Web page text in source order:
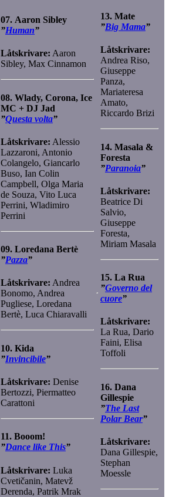
07. Aaron Sibley
”Human”
Låtskrivare: Aaron
Sibley, Max Cinnamon
08. Wlady, Corona, Ice
MC + DJ Jad
”Questa volta”
Låtskrivare: Alessio
Lazzaroni, Antonio
Colangelo, Giancarlo
Buso, Ian Colin
Campbell, Olga Maria
de Souza, Vito Luca
Perrini, Wladimiro
Perrini
09. Loredana Bertè
”Pazza”
Låtskrivare: Andrea
Bonomo, Andrea
Pugliese, Loredana
Bertè, Luca Chiaravalli
10. Kida
”Invincibile”
Låtskrivare: Denise
Bertozzi, Piermatteo
Carattoni
11. Booom!
”Dance like This”
Låtskrivare: Luka
Cvetičanin, Matevž
Derenda, Patrik Mrak
13. Mate
”Big Mama”
Låtskrivare:
Andrea Riso,
Giuseppe
Panza,
Mariateresa
Amato,
Riccardo Brizi
14. Masala &
Foresta
”Paranoia”
Låtskrivare:
Beatrice Di
Salvio,
Giuseppe
Foresta,
Miriam Masala
15. La Rua
”Governo del
cuore”
Låtskrivare:
La Rua, Dario
Faini, Elisa
Toffoli
16. Dana
Gillespie
”The Last
Polar Bear”
Låtskrivare:
Dana Gillespie,
Stephan
Moessle